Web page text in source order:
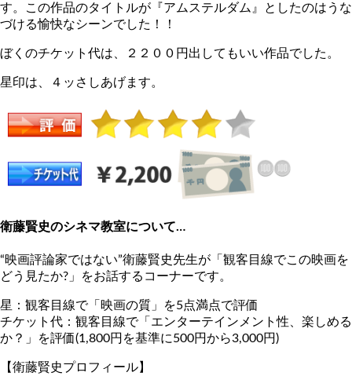
す。この作品のタイトルが『アムステルダム』としたのはうな
づける愉快なシーンでした！！
ぼくのチケット代は、２２００円出してもいい作品でした。
星印は、４ッさしあげます。
衛藤賢史のシネマ教室について…
“映画評論家ではない”衛藤賢史先生が「観客目線でこの映画を
どう見たか?」をお話するコーナーです。
星：観客目線で「映画の質」を5点満点で評価
チケット代：観客目線で「エンターテインメント性、楽しめる
か？」を評価(1,800円を基準に500円から3,000円)
【衛藤賢史プロフィール】